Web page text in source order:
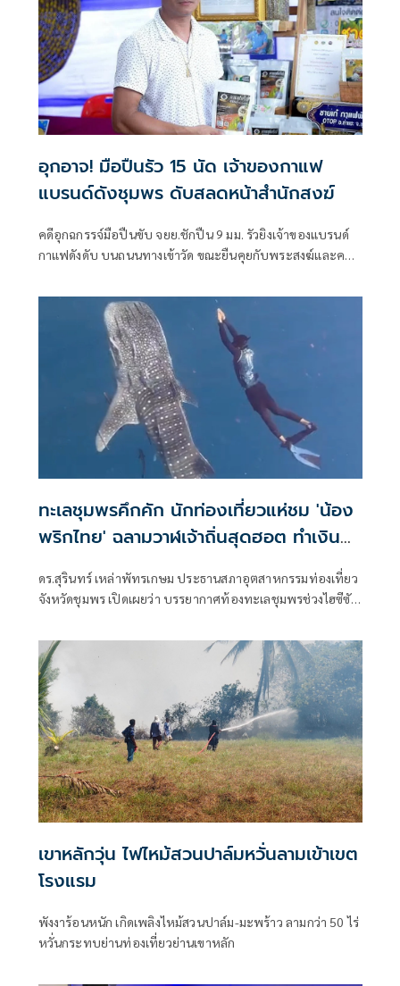
อุกอาจ! มือปืนรัว 15 นัด เจ้าของกาแฟ
แบรนด์ดังชุมพร ดับสลดหน้าสำนักสงฆ์
คดีอุกฉกรรจ์มือปืนขับ จยย.ชักปืน 9 มม. รัวยิงเจ้าของแบรนด์
กาแฟดังดับ บนถนนทางเข้าวัด ขณะยืนคุยกับพระสงฆ์และคน
ขึ้นเมื่อเวลา 20.20 น.วันที่ 5 กรกฎาคม 2569 พ.ต.ท.สามารถ
แท่นอินอินทร์ สว.(สอบสวน) สภ.ท่าแซะ
ทะเลชุมพรคึกคัก นักท่องเที่ยวแห่ชม 'น้อง
พริกไทย' ฉลามวาฬเจ้าถิ่นสุดฮอต ทำเงิน
ดร.สุรินทร์ เหล่าพัทรเกษม ประธานสภาอุตสาหกรรมท่องเที่ยว
จังหวัดชุมพร เปิดเผยว่า บรรยากาศท้องทะเลชุมพรช่วงไฮซีซัน
ทะเลดำนำชมปะการัง และชมฉลามวาฬกันจำนวนมาก
เนื่องจากที "น้องพริกไทย"
เขาหลักวุ่น ไฟไหม้สวนปาล์มหวั่นลามเข้าเขต
โรงแรม
พังงาร้อนหนัก เกิดเพลิงไหม้สวนปาล์ม-มะพร้าว ลามกว่า 50 ไร่
หวั่นกระทบย่านท่องเที่ยวย่านเขาหลัก